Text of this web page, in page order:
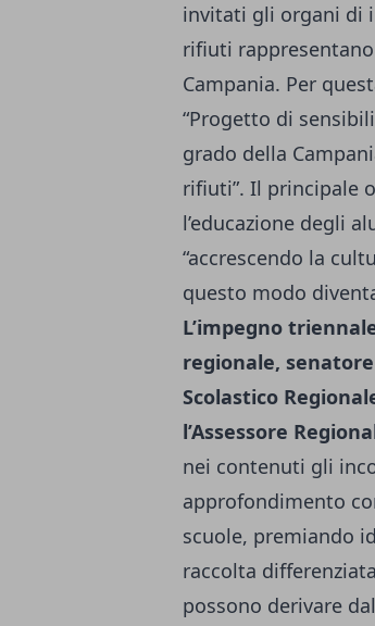
invitati gli organi di
rifiuti
Campania. Per
“Progetto di
grado della
rifiuti”. Il principale
l’educazione degli
“accrescendo la
questo modo
L’impegno
regionale,
Scolastico
l’Assessore
nei contenuti gli
approfondimento
scuole, premiando
raccolta
possono derivare